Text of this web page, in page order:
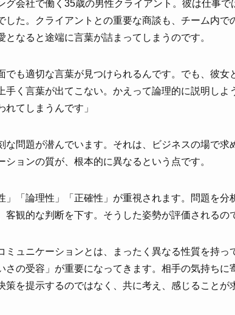
グ会社で働く35歳の男性クライアント。彼は仕事で
した。クライアントとの重要な商談も、チーム内で
なると途端に言葉が詰まってしまうのです。
でも適切な言葉が見つけられるんです。でも、彼
手く言葉が出てこない。かえって論理的に説明しよ
てしまうんです」
な問題が潜んでいます。それは、ビジネスの場で求
ョンの質が、根本的に異なるという点です。
」「論理性」「正確性」が重視されます。問題を分
客観的な判断を下す。そうした姿勢が評価されるの
ミュニケーションとは、まったく異なる性質を持っ
さの受容」が重要になってきます。相手の気持ちに
を提示するのではなく、共に考え、感じることが